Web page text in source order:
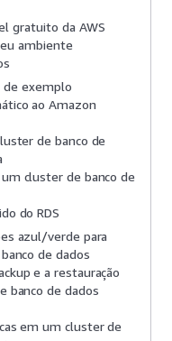
gratuito da AWS
ambiente
de exemplo
ao Amazon
de banco de
cluster de banco de
do RDS
azul/verde para
de dados
e a restauração
banco de dados
em um cluster de